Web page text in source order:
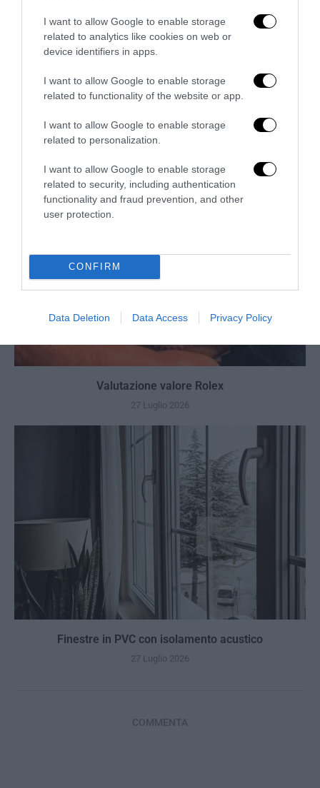
I want to allow Google to enable storage
related to analytics like cookies on web or
device identifiers in apps.
I want to allow Google to enable storage
related to functionality of the website or app.
I want to allow Google to enable storage
related to personalization.
I want to allow Google to enable storage
related to security, including authentication
functionality and fraud prevention, and other
user protection.
CONFIRM
Data Deletion Data Access Privacy Policy
Ristrutturazione completa di appartamenti
Valutazione valore Rolex
27 Luglio 2026
Finestre in PVC con isolamento acustico
27 Luglio 2026
COMMENTA